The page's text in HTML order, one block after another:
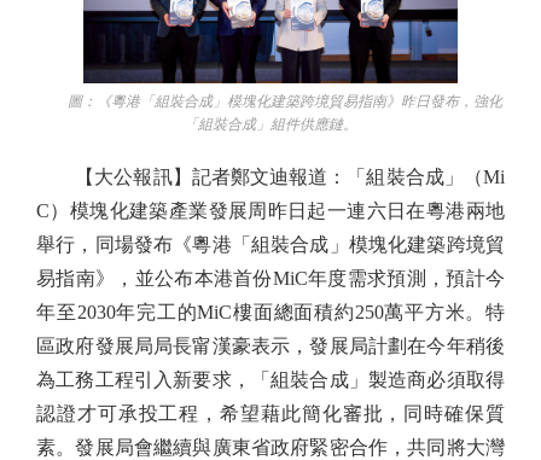
圖：《粵港「組裝合成」模塊化建築跨境貿易指南》昨日發布，強化
「組裝合成」組件供應鏈。
【大公報訊】記者鄭文迪報道：「組裝合成」（Mi
C）模塊化建築產業發展周昨日起一連六日在粵港兩地
舉行，同場發布《粵港「組裝合成」模塊化建築跨境貿
易指南》，並公布本港首份MiC年度需求預測，預計今
年至2030年完工的MiC樓面總面積約250萬平方米。特
區政府發展局局長甯漢豪表示，發展局計劃在今年稍後
為工務工程引入新要求，「組裝合成」製造商必須取得
認證才可承投工程，希望藉此簡化審批，同時確保質
素。發展局會繼續與廣東省政府緊密合作，共同將大灣